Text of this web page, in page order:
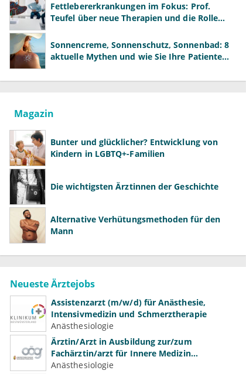
Fettlebererkrankungen im Fokus: Prof.
Teufel über neue Therapien und die Rolle
Sonnencreme, Sonnenschutz, Sonnenbad: 8
aktuelle Mythen und wie Sie Ihre Patienten
Magazin
Bunter und glücklicher? Entwicklung von
Kindern in LGBTQ+-Familien
Die wichtigsten Ärztinnen der Geschichte
Alternative Verhütungsmethoden für den
Mann
Neueste Ärztejobs
Assistenzarzt (m/w/d) für Anästhesie,
Intensivmedizin und Schmerztherapie
Anästhesiologie
Ärztin/Arzt in Ausbildung zur/zum
Fachärztin/arzt für Innere Medizin
(Kardiologie, Nephrologie, Intensivmedizin)
Anästhesiologie